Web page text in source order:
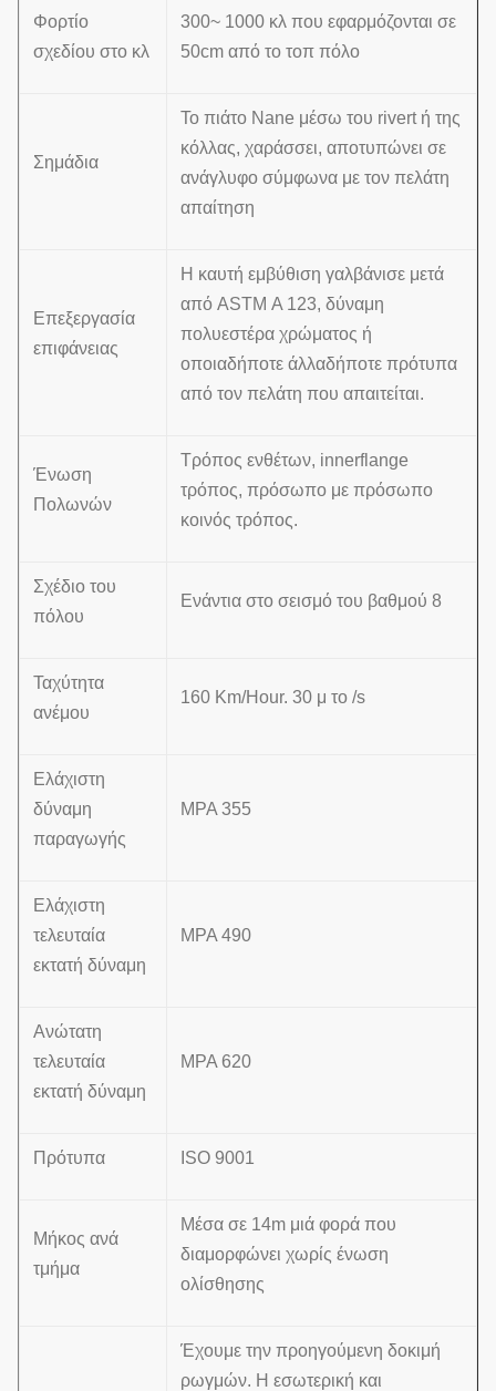
Φορτίο
σχεδίου στο κλ
300~ 1000 κλ που εφαρμόζονται σε
50cm από το τοπ πόλο
Σημάδια
Το πιάτο Nane μέσω του rivert ή της
κόλλας, χαράσσει, αποτυπώνει σε
ανάγλυφο σύμφωνα με τον πελάτη
απαίτηση
Επεξεργασία
επιφάνειας
Η καυτή εμβύθιση γαλβάνισε μετά
από ASTM Α 123, δύναμη
πολυεστέρα χρώματος ή
οποιαδήποτε άλλαδήποτε πρότυπα
από τον πελάτη που απαιτείται.
Ένωση
Πολωνών
Τρόπος ενθέτων, innerflange
τρόπος, πρόσωπο με πρόσωπο
κοινός τρόπος.
Σχέδιο του
πόλου
Ενάντια στο σεισμό του βαθμού 8
Ταχύτητα
ανέμου
160 Km/Hour. 30 μ το /s
Ελάχιστη
δύναμη
παραγωγής
MPA 355
Ελάχιστη
τελευταία
εκτατή δύναμη
MPA 490
Ανώτατη
τελευταία
εκτατή δύναμη
MPA 620
Πρότυπα ISO 9001
Μήκος ανά
τμήμα
Μέσα σε 14m μιά φορά που
διαμορφώνει χωρίς ένωση
ολίσθησης
Έχουμε την προηγούμενη δοκιμή
ρωγμών. Η εσωτερική και